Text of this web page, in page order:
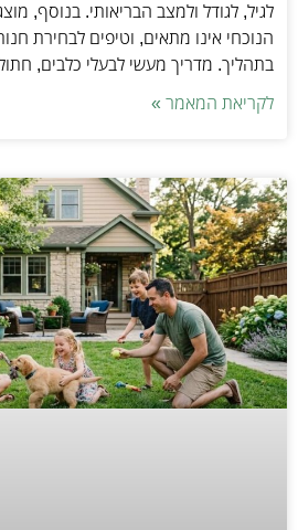
לגיל, לגודל ולמצב הבריאותי. בנוסף,
הנוכחי אינו מתאים, וטיפים לבחירת
בתהליך. מדריך מעשי לבעלי כלבים,
לקריאת המאמר »